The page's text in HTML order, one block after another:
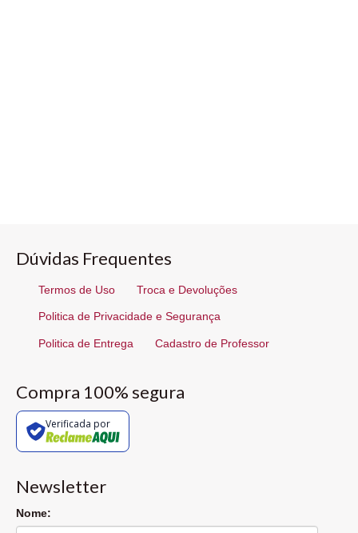
Dúvidas Frequentes
Termos de Uso Troca e Devoluções
Politica de Privacidade e Segurança
Politica de Entrega Cadastro de Professor
Compra 100% segura
Verificada por
Newsletter
Nome: